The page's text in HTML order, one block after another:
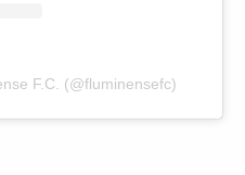
F.C. (@fluminensefc)